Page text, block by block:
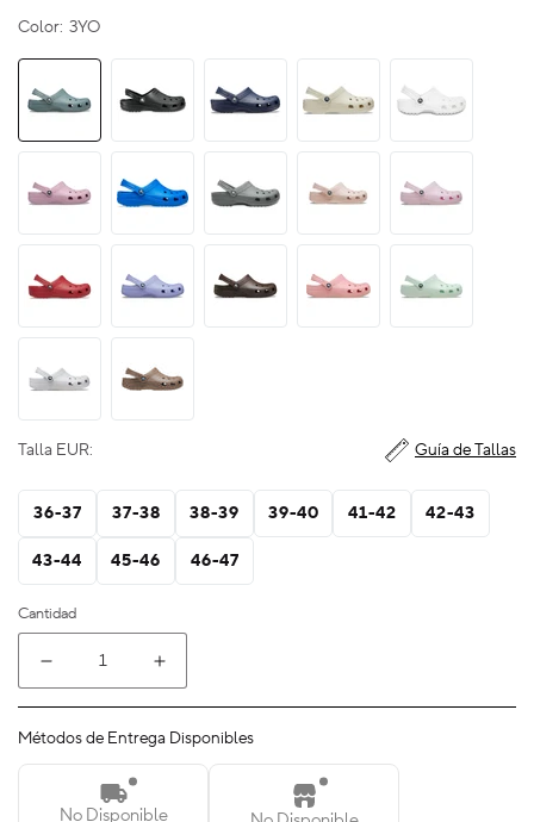
Color: 3YO
Talla EUR: Guía de Tallas
36-37 37-38 38-39 39-40 41-42 42-43
43-44 45-46 46-47
Cantidad
Reducir
cantidad
para
Aumentar
cantidad
para
Classic
Métodos de Entrega Disponibles
No Disponible